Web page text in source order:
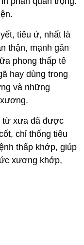
tiêu ứ, nhất là
thận, mạnh gân
phong thấp tê
hay dùng trong
và những
từ xưa đã được
chỉ thống tiêu
thấp khớp, giúp
xương khớp,